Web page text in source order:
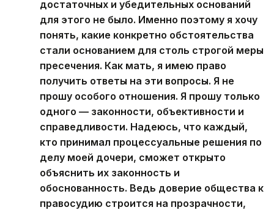
достаточных и убедительных оснований
для этого не было. Именно поэтому я хочу
понять, какие конкретно обстоятельства
стали основанием для столь строгой меры
пресечения. Как мать, я имею право
получить ответы на эти вопросы. Я не
прошу особого отношения. Я прошу только
одного — законности, объективности и
справедливости. Надеюсь, что каждый,
кто принимал процессуальные решения по
делу моей дочери, сможет открыто
объяснить их законность и
обоснованность. Ведь доверие общества к
правосудию строится на прозрачности,